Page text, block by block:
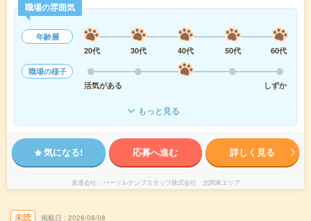
職場の雰囲気
年齢層
20代
30代 40代 50代
60代
職場の様子
活気がある
しずか
もっと見る
気になる! 応募へ進む 詳しく見る
派遣会社 パーソルテンプスタッフ株式会社 北関東エリア
未読 掲載日 2026/08/08